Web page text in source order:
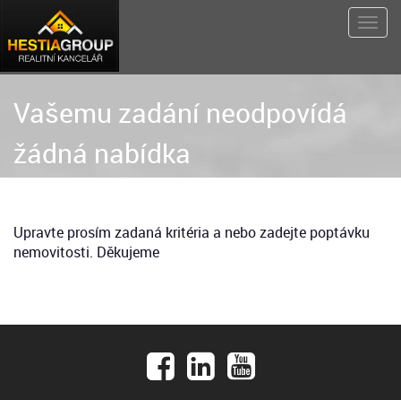
Vašemu zadání neodpovídá
žádná nabídka
Upravte prosím zadaná kritéria a nebo zadejte poptávku
nemovitosti. Děkujeme